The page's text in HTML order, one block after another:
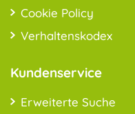
Cookie Policy
Verhaltenskodex
Kundenservice
Erweiterte Suche